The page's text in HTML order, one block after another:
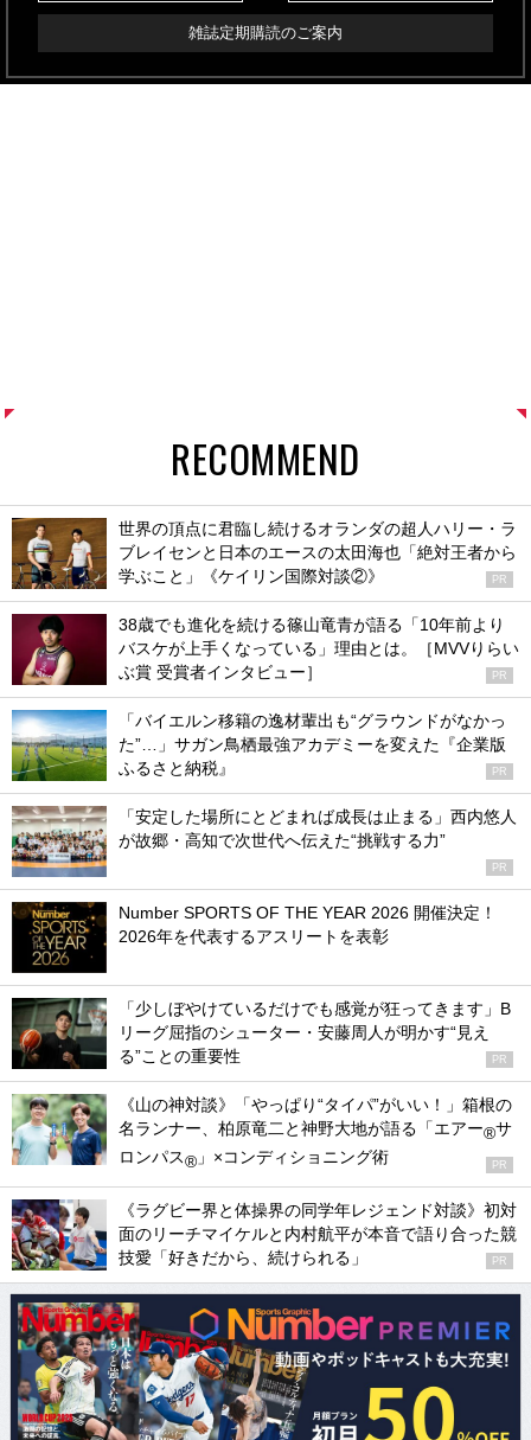
雑誌定期購読のご案内
RECOMMEND
世界の頂点に君臨し続けるオランダの超人ハリー・ラ
ブレイセンと日本のエースの太田海也「絶対王者から
学ぶこと」《ケイリン国際対談②》
PR
38歳でも進化を続ける篠山竜青が語る「10年前より
バスケが上手くなっている」理由とは。［MVVりらい
ぶ賞 受賞者インタビュー］
PR
「バイエルン移籍の逸材輩出も“グラウンドがなかっ
た”…」サガン鳥栖最強アカデミーを変えた『企業版
ふるさと納税』
PR
「安定した場所にとどまれば成長は止まる」西内悠人
が故郷・高知で次世代へ伝えた“挑戦する力”
PR
Number SPORTS OF THE YEAR 2026 開催決定！
2026年を代表するアスリートを表彰
「少しぼやけているだけでも感覚が狂ってきます」B
リーグ屈指のシューター・安藤周人が明かす“見え
る”ことの重要性
PR
《山の神対談》「やっぱり“タイパ”がいい！」箱根の
名ランナー、柏原竜二と神野大地が語る「エアー®サ
ロンパス® 」×コンディショニング術 PR
《ラグビー界と体操界の同学年レジェンド対談》初対
面のリーチマイケルと内村航平が本音で語り合った競
技愛「好きだから、続けられる」
PR